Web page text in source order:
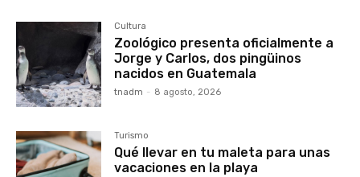
Cultura
Zoológico presenta oficialmente a
Jorge y Carlos, dos pingüinos
nacidos en Guatemala
tnadm - 8 agosto, 2026
Turismo
Qué llevar en tu maleta para unas
vacaciones en la playa